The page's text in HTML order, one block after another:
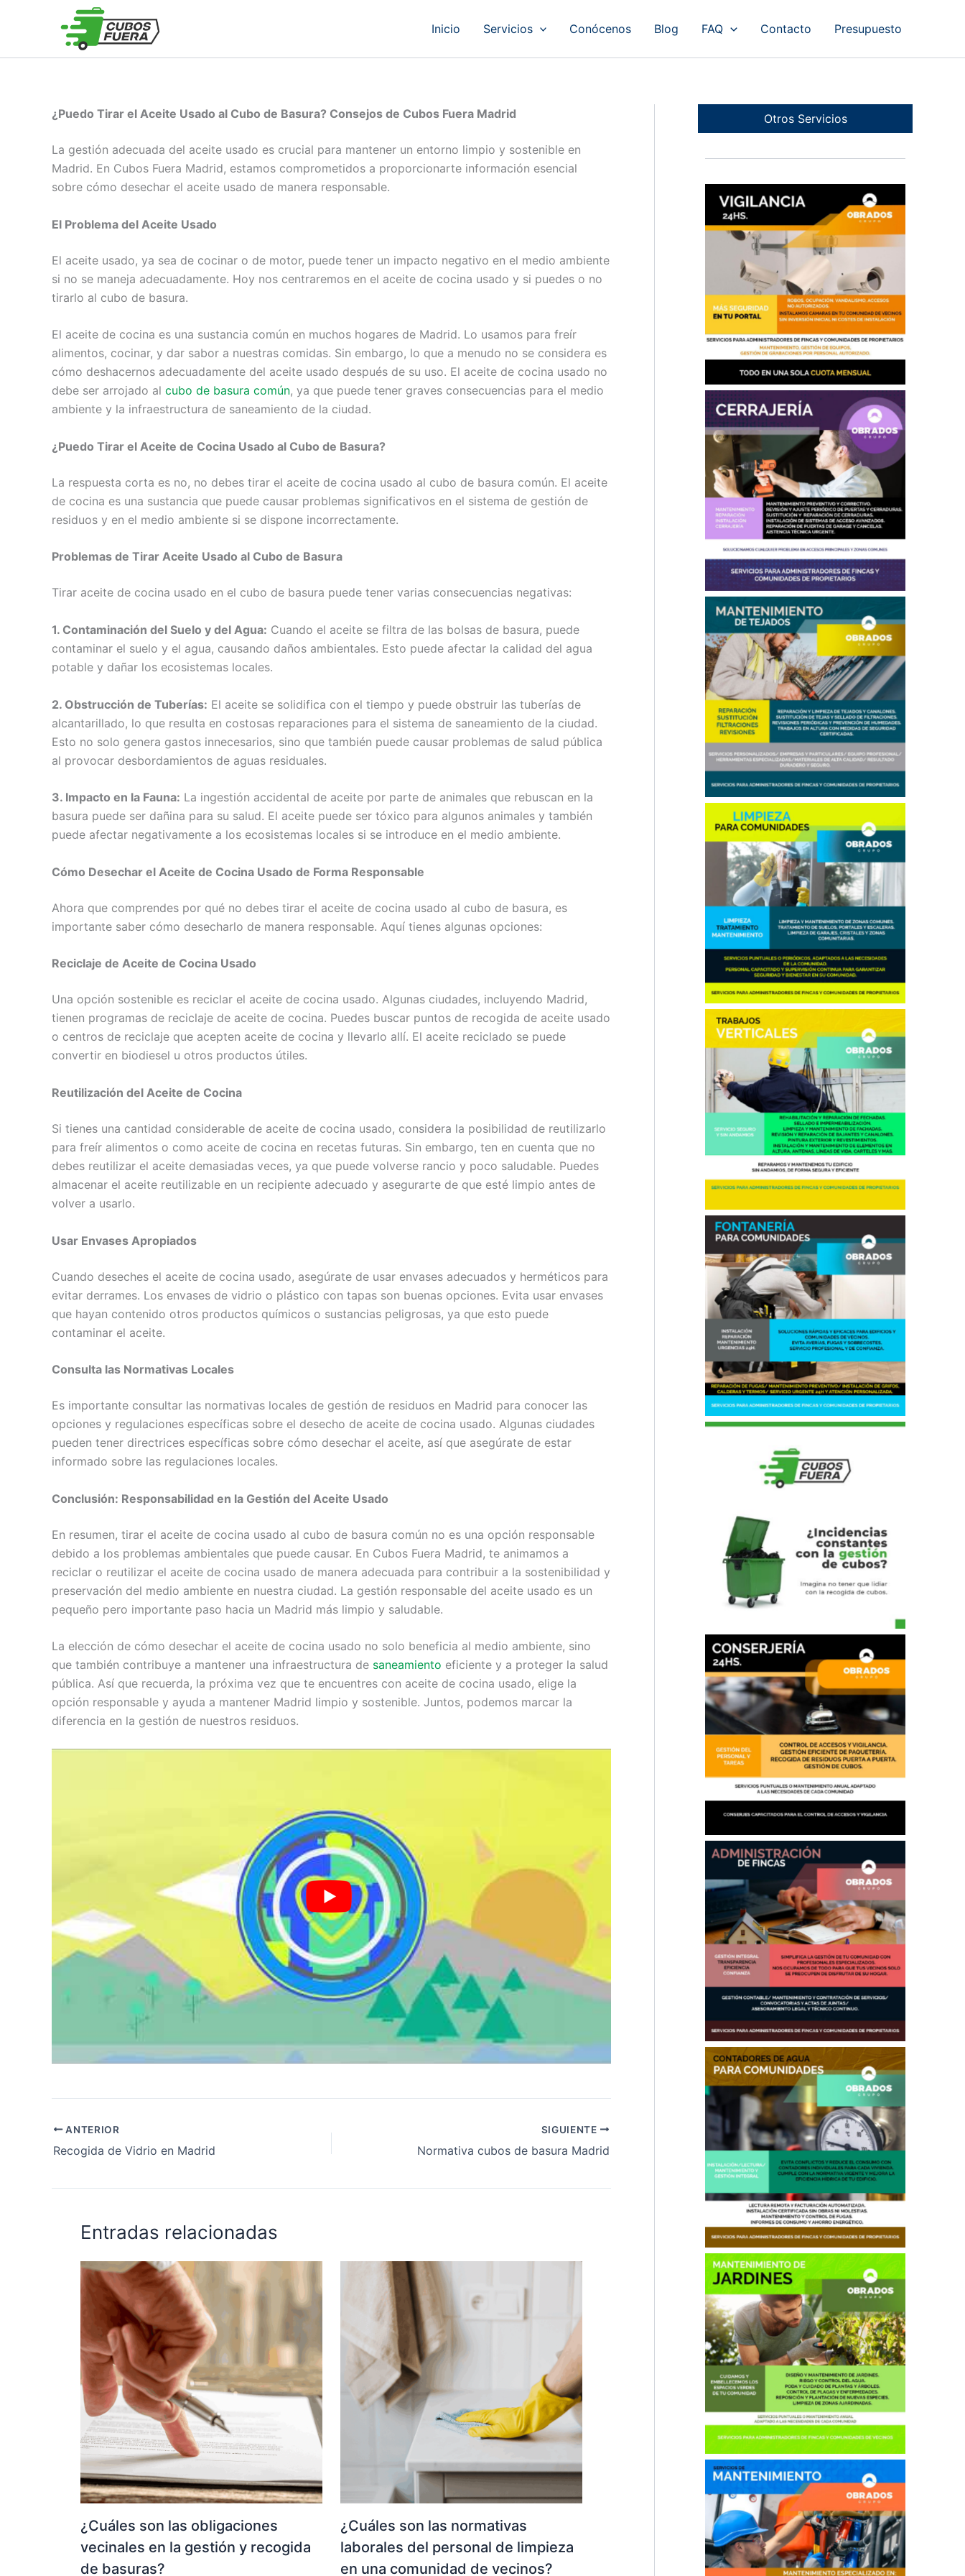
Inicio Servicios Conócenos Blog FAQ Contacto Presupuesto
¿Puedo Tirar el Aceite Usado al Cubo de Basura? Consejos de Cubos Fuera Madrid
La gestión adecuada del aceite usado es crucial para mantener un entorno limpio y sostenible en
Madrid. En Cubos Fuera Madrid, estamos comprometidos a proporcionarte información esencial
sobre cómo desechar el aceite usado de manera responsable.
El Problema del Aceite Usado
El aceite usado, ya sea de cocinar o de motor, puede tener un impacto negativo en el medio ambiente
si no se maneja adecuadamente. Hoy nos centraremos en el aceite de cocina usado y si puedes o no
tirarlo al cubo de basura.
El aceite de cocina es una sustancia común en muchos hogares de Madrid. Lo usamos para freír
alimentos, cocinar, y dar sabor a nuestras comidas. Sin embargo, lo que a menudo no se considera es
cómo deshacernos adecuadamente del aceite usado después de su uso. El aceite de cocina usado no
debe ser arrojado al cubo de basura común, ya que puede tener graves consecuencias para el medio
ambiente y la infraestructura de saneamiento de la ciudad.
¿Puedo Tirar el Aceite de Cocina Usado al Cubo de Basura?
La respuesta corta es no, no debes tirar el aceite de cocina usado al cubo de basura común. El aceite
de cocina es una sustancia que puede causar problemas significativos en el sistema de gestión de
residuos y en el medio ambiente si se dispone incorrectamente.
Problemas de Tirar Aceite Usado al Cubo de Basura
Tirar aceite de cocina usado en el cubo de basura puede tener varias consecuencias negativas:
1. Contaminación del Suelo y del Agua: Cuando el aceite se filtra de las bolsas de basura, puede
contaminar el suelo y el agua, causando daños ambientales. Esto puede afectar la calidad del agua
potable y dañar los ecosistemas locales.
2. Obstrucción de Tuberías: El aceite se solidifica con el tiempo y puede obstruir las tuberías de
alcantarillado, lo que resulta en costosas reparaciones para el sistema de saneamiento de la ciudad.
Esto no solo genera gastos innecesarios, sino que también puede causar problemas de salud pública
al provocar desbordamientos de aguas residuales.
3. Impacto en la Fauna: La ingestión accidental de aceite por parte de animales que rebuscan en la
basura puede ser dañina para su salud. El aceite puede ser tóxico para algunos animales y también
puede afectar negativamente a los ecosistemas locales si se introduce en el medio ambiente.
Cómo Desechar el Aceite de Cocina Usado de Forma Responsable
Ahora que comprendes por qué no debes tirar el aceite de cocina usado al cubo de basura, es
importante saber cómo desecharlo de manera responsable. Aquí tienes algunas opciones:
Reciclaje de Aceite de Cocina Usado
Una opción sostenible es reciclar el aceite de cocina usado. Algunas ciudades, incluyendo Madrid,
tienen programas de reciclaje de aceite de cocina. Puedes buscar puntos de recogida de aceite usado
o centros de reciclaje que acepten aceite de cocina y llevarlo allí. El aceite reciclado se puede
convertir en biodiesel u otros productos útiles.
Reutilización del Aceite de Cocina
Si tienes una cantidad considerable de aceite de cocina usado, considera la posibilidad de reutilizarlo
para freír alimentos o como aceite de cocina en recetas futuras. Sin embargo, ten en cuenta que no
debes reutilizar el aceite demasiadas veces, ya que puede volverse rancio y poco saludable. Puedes
almacenar el aceite reutilizable en un recipiente adecuado y asegurarte de que esté limpio antes de
volver a usarlo.
Usar Envases Apropiados
Cuando deseches el aceite de cocina usado, asegúrate de usar envases adecuados y herméticos para
evitar derrames. Los envases de vidrio o plástico con tapas son buenas opciones. Evita usar envases
que hayan contenido otros productos químicos o sustancias peligrosas, ya que esto puede
contaminar el aceite.
Consulta las Normativas Locales
Es importante consultar las normativas locales de gestión de residuos en Madrid para conocer las
opciones y regulaciones específicas sobre el desecho de aceite de cocina usado. Algunas ciudades
pueden tener directrices específicas sobre cómo desechar el aceite, así que asegúrate de estar
informado sobre las regulaciones locales.
Conclusión: Responsabilidad en la Gestión del Aceite Usado
En resumen, tirar el aceite de cocina usado al cubo de basura común no es una opción responsable
debido a los problemas ambientales que puede causar. En Cubos Fuera Madrid, te animamos a
reciclar o reutilizar el aceite de cocina usado de manera adecuada para contribuir a la sostenibilidad y
preservación del medio ambiente en nuestra ciudad. La gestión responsable del aceite usado es un
pequeño pero importante paso hacia un Madrid más limpio y saludable.
La elección de cómo desechar el aceite de cocina usado no solo beneficia al medio ambiente, sino
que también contribuye a mantener una infraestructura de saneamiento eficiente y a proteger la salud
pública. Así que recuerda, la próxima vez que te encuentres con aceite de cocina usado, elige la
opción responsable y ayuda a mantener Madrid limpio y sostenible. Juntos, podemos marcar la
diferencia en la gestión de nuestros residuos.
ANTERIOR
Recogida de Vidrio en Madrid
SIGUIENTE
Normativa cubos de basura Madrid
Entradas relacionadas
¿Cuáles son las obligaciones
vecinales en la gestión y recogida
de basuras?
¿Cuáles son las normativas
laborales del personal de limpieza
en una comunidad de vecinos?
Otros Servicios
Cámaras en Portales
Cerrajería
Reparación de Tejados en Madrid
Limpieza en Comunidades
Trabajos Verticales
Fontanero, comunidades de
vecinos
Sacar Cubos
Conserjería